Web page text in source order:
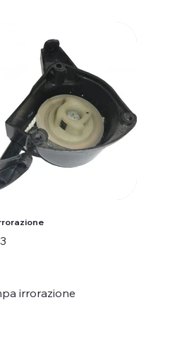
irrorazione